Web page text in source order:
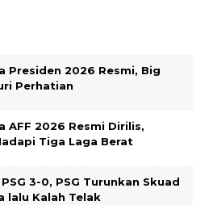
Presiden 2026 Resmi, Big
Perhatian
AFF 2026 Resmi Dirilis,
Tiga Laga Berat
3-0, PSG Turunkan Skuad
lalu Kalah Telak